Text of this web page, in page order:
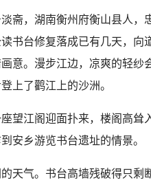
，湖南衡州府衡山县人，
书台修复落成已有几天，
意。漫步江边，凉爽的轻
上了鹳江上的沙洲。
江阁迎面扑来，楼阁高耸
安乡游览书台遗址的情景。
气。书台高墙残破得只剩